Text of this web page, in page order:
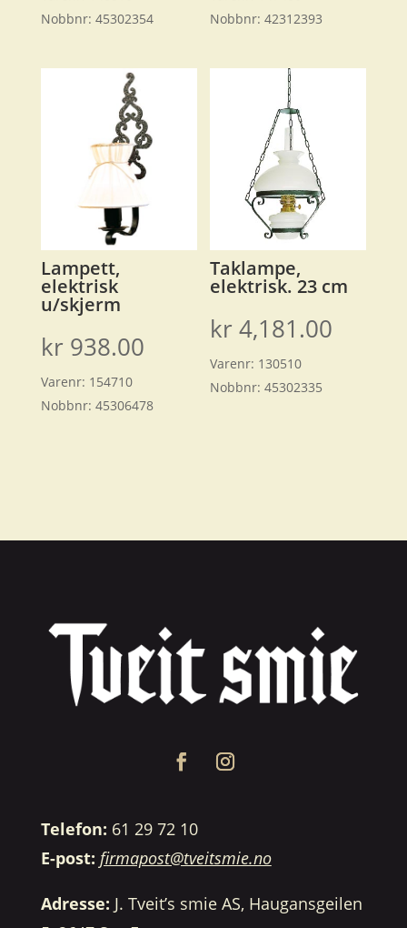
Nobbnr: 45302354
Nobbnr:42312393
Lampett,
elektrisk
u/skjerm
kr 938.00
Varenr: 154710
Nobbnr: 45306478
Taklampe,
elektrisk. 23 cm
kr 4,181.00
Varenr: 130510
Nobbnr:45302335
Telefon: 61 29 72 10
E-post: firmapost@tveitsmie.no
Adresse: J. Tveit’s smie AS, Haugansgeilen